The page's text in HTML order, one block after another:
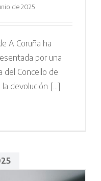
de 2025
A Coruña ha
por una
del Concello de
devolución [...]